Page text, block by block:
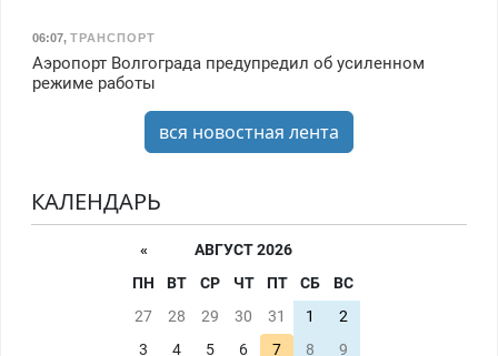
06:07, ТРАНСПОРТ
Аэропорт Волгограда предупредил об усиленном
режиме работы
вся новостная лента
КАЛЕНДАРЬ
«
АВГУСТ 2026
ПН
ВТ СР ЧТ ПТ СБ
ВС
27
28 29 30 31 1
2
3
4 5 6 7 8 9